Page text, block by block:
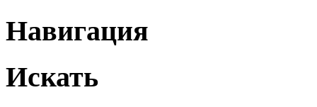
Навигация
Искать